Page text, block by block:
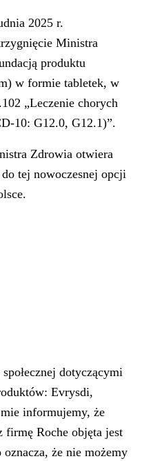
2025 r.
Ministra
produktu
w formie tabletek, w
„Leczenie chorych
10: G12.0, G12.1)”.
Zdrowia otwiera
tej nowoczesnej opcji
dotyczącymi
Evrysdi,
informujemy, że
firmę Roche objęta jest
że nie możemy